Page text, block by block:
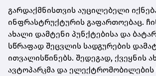
გარდაქმნისთვის აუცილებელი
ინფრასტრუქტურის გაფართოებაც.
ახალი დამტენი პუნქტებისა და
სწრაფად შეცვლის სადგურების
ითვალისწინებს. შედეგად, ქვეყნის
ავტოპარკმა და ელექტრომობილების